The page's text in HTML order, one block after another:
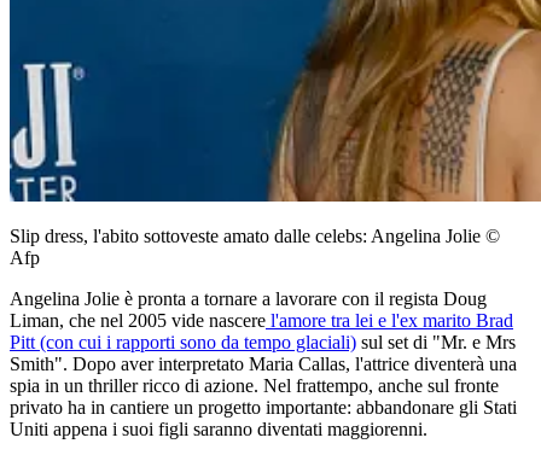
Slip dress, l'abito sottoveste amato dalle celebs: Angelina Jolie ©
Afp
Angelina Jolie è pronta a tornare a lavorare con il regista Doug
Liman, che nel 2005 vide nascere l'amore tra lei e l'ex marito Brad
Pitt (con cui i rapporti sono da tempo glaciali) sul set di "Mr. e Mrs
Smith". Dopo aver interpretato Maria Callas, l'attrice diventerà una
spia in un thriller ricco di azione. Nel frattempo, anche sul fronte
privato ha in cantiere un progetto importante: abbandonare gli Stati
Uniti appena i suoi figli saranno diventati maggiorenni.